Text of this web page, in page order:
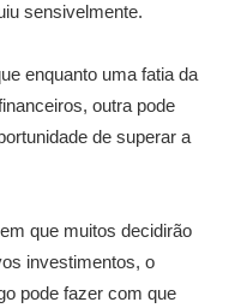
sensivelmente.
enquanto uma fatia da
outra pode
de superar a
que muitos decidirão
investimentos, o
pode fazer com que